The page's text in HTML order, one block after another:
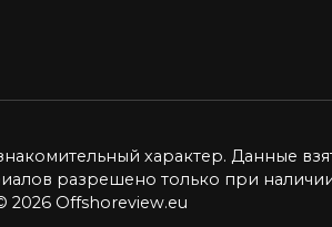
характер. Данные
разрешено только при
2026 Offshoreview.eu